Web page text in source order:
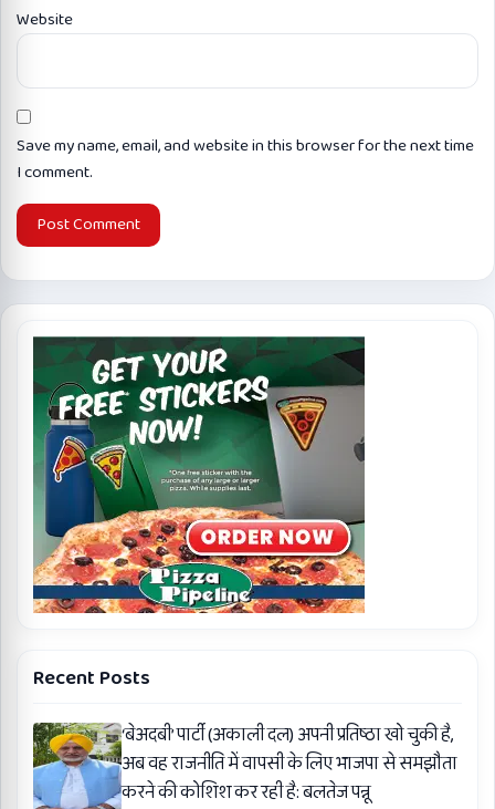
Website
Save my name, email, and website in this browser for the next time
I comment.
Recent Posts
‘बेअदबी’ पार्टी (अकाली दल) अपनी प्रतिष्ठा खो चुकी है,
अब वह राजनीति में वापसी के लिए भाजपा से समझौता
करने की कोशिश कर रही है: बलतेज पन्नू